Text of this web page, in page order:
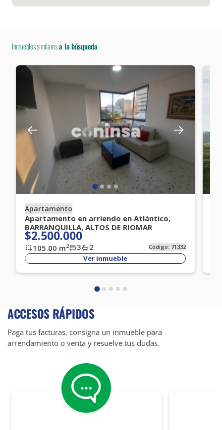
Inmuebles similaresa la búsqueda
Apartamento
Apartamento en arriendo en Atlántico,
BARRANQUILLA, ALTOS DE RIOMAR
$2.500.000
105.00 m2 3 2 Código: 71332
Ver inmueble
ACCESOS RÁPIDOS
Paga tus facturas, consigna un inmueble para
arrendamiento o venta y resuelve tus dudas.